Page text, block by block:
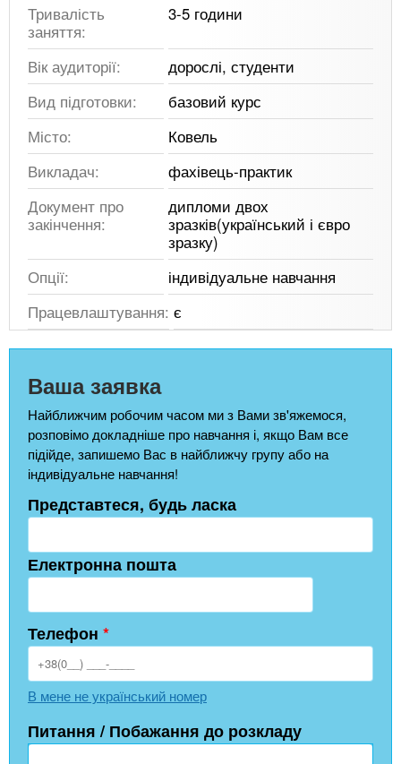
Тривалість
заняття:
3-5 години
Вік аудиторії:
дорослі, студенти
Вид підготовки:
базовий курс
Місто:
Ковель
Викладач:
фахівець-практик
Документ про
закінчення:
дипломи двох
зразків(український і євро
зразку)
Опції:
індивідуальне навчання
Працевлаштування: є
Ваша заявка
Найближчим робочим часом ми з Вами зв'яжемося,
розповімо докладніше про навчання і, якщо Вам все
підійде, запишемо Вас в найближчу групу або на
індивідуальне навчання!
Представтеся, будь ласка
Електронна пошта
Телефон *
В мене не український номер
Питання / Побажання до розкладу